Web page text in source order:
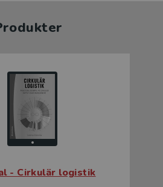
- Cirkulär logistik